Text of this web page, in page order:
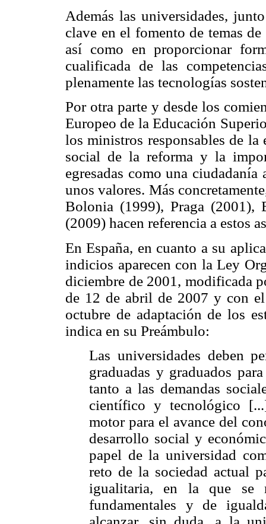
Además las universidades,
clave en el fomento de temas
así como en proporcionar
cualificada de las
plenamente las tecnologías
Por otra parte y desde los
Europeo de la Educación
los ministros responsables de
social de la reforma y la
egresadas como una
unos valores. Más
Bolonia (1999), Praga
(2009) hacen referencia a estos
En España, en cuanto a su
indicios aparecen con la Ley
diciembre de 2001, modificada
de 12 de abril de 2007 y con
octubre de adaptación de los
indica en su Preámbulo:
Las universidades deben
graduadas y graduados
tanto a las demandas
científico y tecnológico
motor para el avance del
desarrollo social y
papel de la universidad
reto de la sociedad actual
igualitaria, en la que se
fundamentales y de